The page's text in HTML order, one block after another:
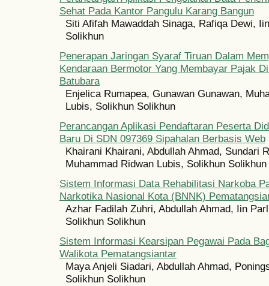
Sehat Pada Kantor Pangulu Karang Bangun
Siti Afifah Mawaddah Sinaga, Rafiqa Dewi,
Solikhun
Penerapan Jaringan Syaraf Tiruan Dalam
Kendaraan Bermotor Yang Membayar Pajak
Batubara
Enjelica Rumapea, Gunawan Gunawan,
Lubis, Solikhun Solikhun
Perancangan Aplikasi Pendaftaran Peserta
Baru Di SDN 097369 Sipahalan Berbasis Web
Khairani Khairani, Abdullah Ahmad, Sundari
Muhammad Ridwan Lubis, Solikhun Solikhun
Sistem Informasi Data Rehabilitasi Narkoba
Narkotika Nasional Kota (BNNK)
Azhar Fadilah Zuhri, Abdullah Ahmad, Iin
Solikhun Solikhun
Sistem Informasi Kearsipan Pegawai Pada
Walikota Pematangsiantar
Maya Anjeli Siadari, Abdullah Ahmad,
Solikhun Solikhun